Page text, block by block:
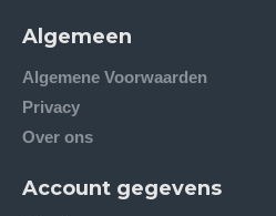
Algemeen
Algemene Voorwaarden
Privacy
Over ons
Account gegevens